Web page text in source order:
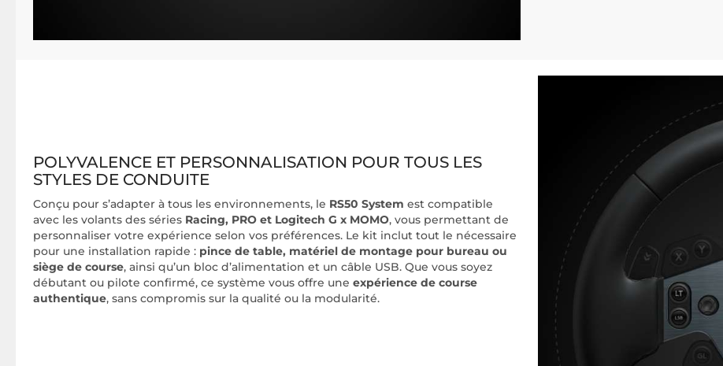
POLYVALENCE ET PERSONNALISATION POUR TOUS LES
STYLES DE CONDUITE
Conçu pour s’adapter à tous les environnements, le RS50 System est compatible
avec les volants des séries Racing, PRO et Logitech G x MOMO, vous permettant de
personnaliser votre expérience selon vos préférences. Le kit inclut tout le nécessaire
pour une installation rapide : pince de table, matériel de montage pour bureau ou
siège de course, ainsi qu’un bloc d’alimentation et un câble USB. Que vous soyez
débutant ou pilote confirmé, ce système vous offre une expérience de course
authentique, sans compromis sur la qualité ou la modularité.